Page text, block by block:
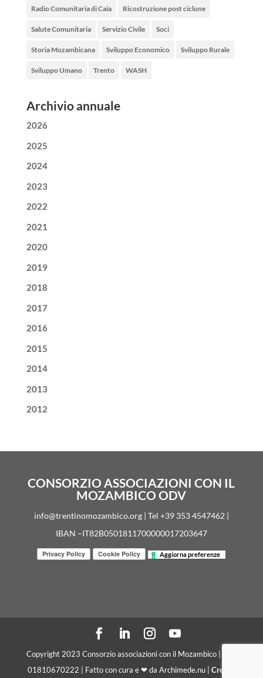
Radio Comunitaria di Caia Ricostruzione post ciclone
Salute Comunitaria Servizio Civile Soci
Storia Mozambicana Sviluppo Economico Sviluppo Rurale
Sviluppo Umano Trento WASH
Archivio annuale
2026
2025
2024
2023
2022
2021
2020
2019
2018
2017
2016
2015
2014
2013
2012
CONSORZIO ASSOCIAZIONI CON IL
MOZAMBICO ODV
info@trentinomozambico.org | Tel +39 353 4547462 |
IBAN –IT82B0501811700000017203647
Aggiorna preferenze
Copyright 2023 Consorzio associazioni con il Mozambico | C. F.
01810670222 | Fatto con cura e ❤ da Archimede.nu | Crediti